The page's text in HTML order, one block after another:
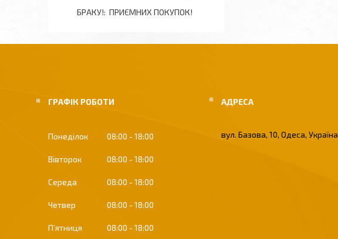
БРАКУ! ПРИЄМНИХ ПОКУПОК!
ГРАФІК РОБОТИ
Понеділок 08:00 18:00
Вівторок 08:00 18:00
Середа 08:00 18:00
Четвер 08:00 18:00
Пʼятниця 08:00 18:00
вул. Базова, 10, Одеса, Україна